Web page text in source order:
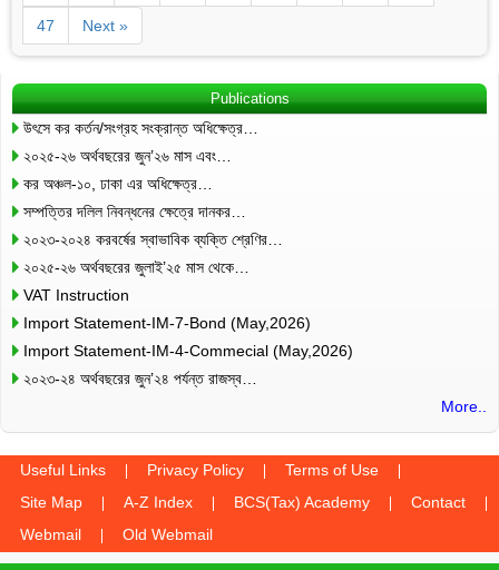
47 Next »
Publications
উৎসে কর কর্তন/সংগ্রহ সংক্রান্ত অধিক্ষেত্র…
২০২৫-২৬ অর্থবছরের জুন’২৬ মাস এবং…
কর অঞ্চল-১০, ঢাকা এর অধিক্ষেত্র…
সম্পত্তির দলিল নিবন্ধনের ক্ষেত্রে দানকর…
২০২৩-২০২৪ করবর্ষের স্বাভাবিক ব্যক্তি শ্রেণির…
২০২৫-২৬ অর্থবছরের জুলাই’২৫ মাস থেকে…
VAT Instruction
Import Statement-IM-7-Bond (May,2026)
Import Statement-IM-4-Commecial (May,2026)
২০২৩-২৪ অর্থবছরের জুন’২৪ পর্যন্ত রাজস্ব…
More..
Useful Links Privacy Policy
Terms of Use
Site Map
A-Z Index BCS(Tax) Academy
Contact
Webmail
Old Webmail